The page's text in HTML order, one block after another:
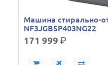
Машина стирально-
NF3JGBSP403NG22
171 999р.